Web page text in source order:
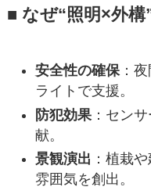
■ なぜ“照明×外
安全性の確保：夜
ライトで支援。
防犯効果：セン
献。
景観演出 ：植栽
雰囲気を創出。